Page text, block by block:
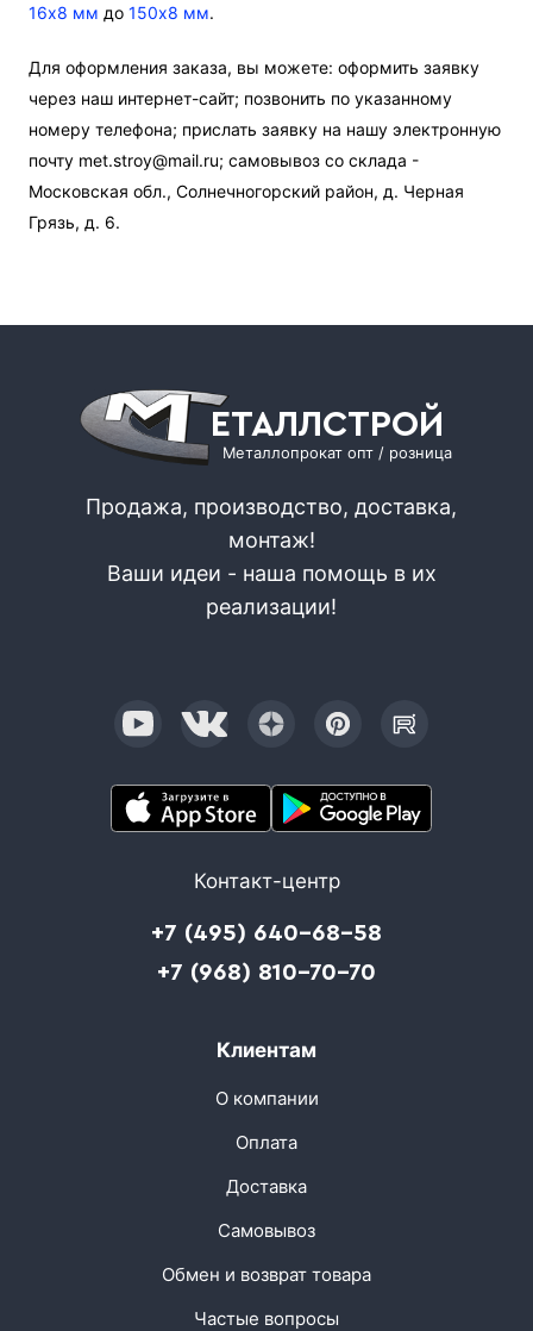
16х8 мм до150х8 мм.
Для оформления заказа, вы можете: оформить заявку
через наш интернет-сайт; позвонить по указанному
номеру телефона; прислать заявку на нашу электронную
почту met.stroy@mail.ru; самовывоз со склада -
Московская обл., Солнечногорский район, д. Черная
Грязь, д. 6.
ЕТАЛЛСТРОЙ
Металлопрокат опт / розница
Продажа, производство, доставка,
монтаж!
Ваши идеи - наша помощь в их
реализации!
Контакт-центр
+7 (495) 640-68-58
+7 (968) 810-70-70
Клиентам
О компании
Оплата
Доставка
Самовывоз
Обмен и возврат товара
Частые вопросы